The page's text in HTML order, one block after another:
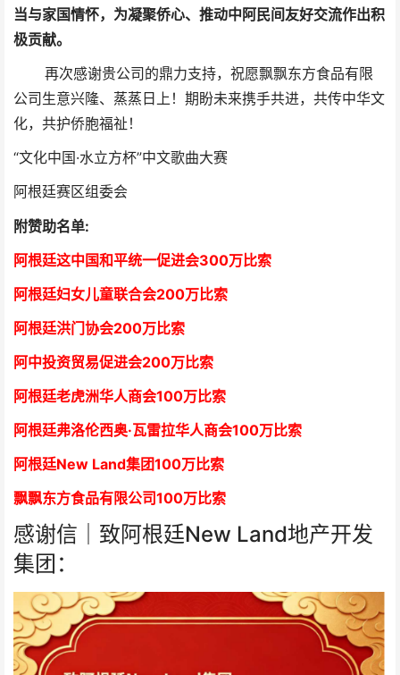
当与家国情怀，为凝聚侨心、推动中阿民间友好交流作出积
极贡献。
再次感谢贵公司的鼎力支持，祝愿飘飘东方食品有限
公司生意兴隆、蒸蒸日上！期盼未来携手共进，共传中华文
化，共护侨胞福祉！
“文化中国·水立方杯”中文歌曲大赛
阿根廷赛区组委会
附赞助名单:
阿根廷这中国和平统一促进会300万比索
阿根廷妇女儿童联合会200万比索
阿根廷洪门协会200万比索
阿中投资贸易促进会200万比索
阿根廷老虎洲华人商会100万比索
阿根廷弗洛伦西奥·瓦雷拉华人商会100万比索
阿根廷New Land集团100万比索
飘飘东方食品有限公司100万比索
感谢信｜致阿根廷New Land地产开发
集团：